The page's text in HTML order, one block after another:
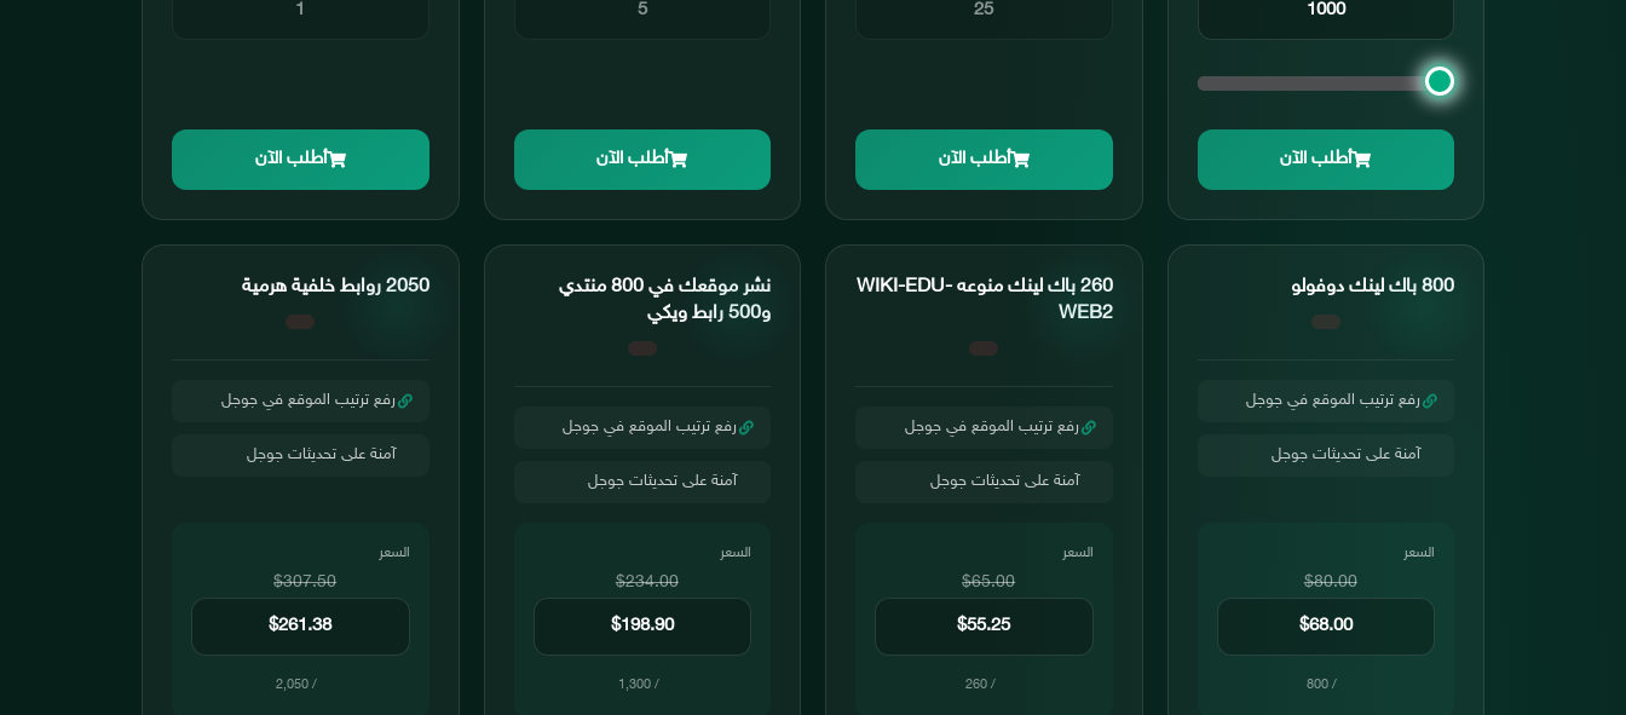
أطلب الآن أطلب الآن أطلب الآن أطلب الآن
800 باك لينك دوفولو
رفع ترتيب الموقع في جوجل
آمنة على تحديثات جوجل
السعر
$80.00
/ 800
260 باك لينك منوعه WIKI-EDU-
WEB2
رفع ترتيب الموقع في جوجل
آمنة على تحديثات جوجل
السعر
$65.00
/ 260
نشر موقعك في 800 منتدي
و500 رابط ويكي
رفع ترتيب الموقع في جوجل
آمنة على تحديثات جوجل
السعر
$234.00
/ 1,300
2050 روابط خلفية هرمية
رفع ترتيب الموقع في جوجل
آمنة على تحديثات جوجل
السعر
$307.50
/ 2,050